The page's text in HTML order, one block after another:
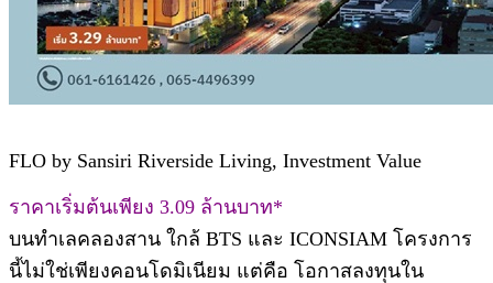
FLO by Sansiri Riverside Living, Investment Value
ราคาเริ่มต้นเพียง 3.09 ล้านบาท*
บนทำเลคลองสาน ใกล้ BTS และ ICONSIAM โครงการ
นี้ไม่ใช่เพียงคอนโดมิเนียม แต่คือ โอกาสลงทุนใน